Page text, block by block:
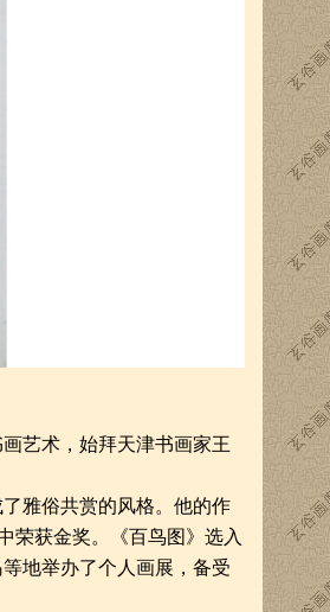
艺术，始拜天津书画家王
雅俗共赏的风格。他的作
荣获金奖。《百鸟图》选入
地举办了个人画展，备受